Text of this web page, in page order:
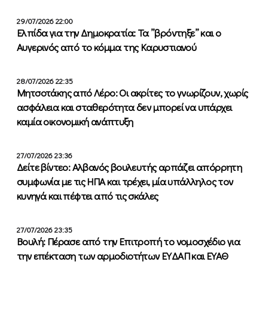
29/07/2026 22:00
Ελπίδα για την Δημοκρατία: Τα ”βρόντηξε” και ο
Αυγερινός από το κόμμα της Καρυστιανού
28/07/2026 22:35
Μητσοτάκης από Λέρο: Οι ακρίτες το γνωρίζουν, χωρίς
ασφάλεια και σταθερότητα δεν μπορεί να υπάρχει
καμία οικονομική ανάπτυξη
27/07/2026 23:36
Δείτε βίντεο: Αλβανός βουλευτής αρπάζει απόρρητη
συμφωνία με τις ΗΠΑ και τρέχει, μία υπάλληλος τον
κυνηγά και πέφτει από τις σκάλες
27/07/2026 23:35
Βουλή: Πέρασε από την Επιτροπή το νομοσχέδιο για
την επέκταση των αρμοδιοτήτων ΕΥΔΑΠ και ΕΥΑΘ